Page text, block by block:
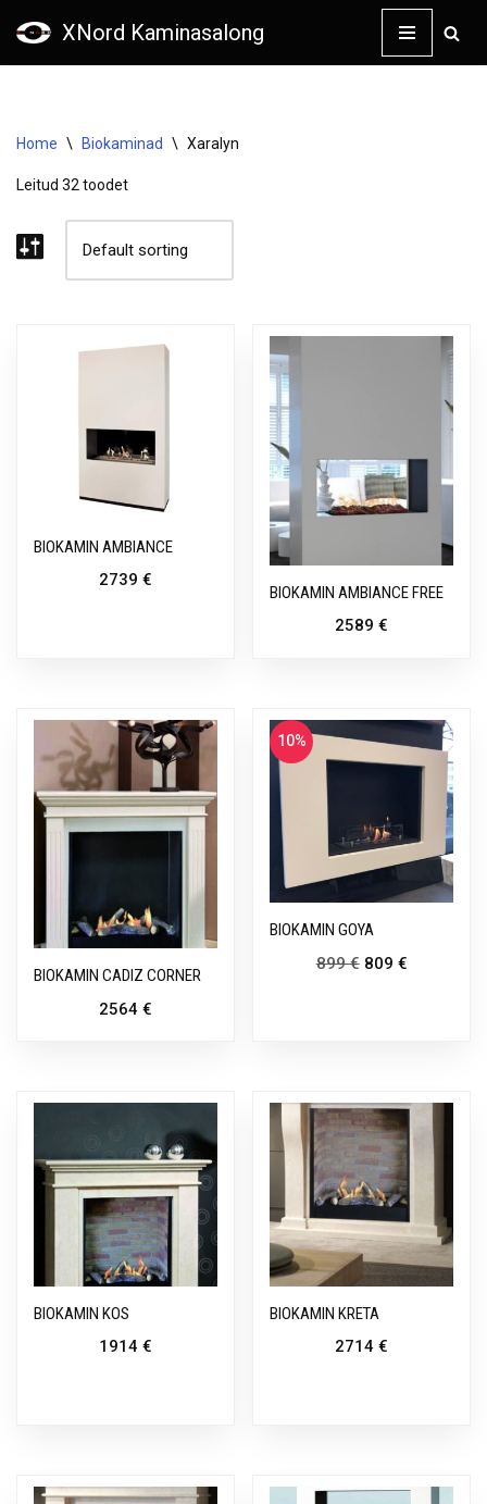
XNord Kaminasalong
Home \ Biokaminad \ Xaralyn
Leitud 32 toodet
BIOKAMIN AMBIANCE
2739 €
BIOKAMIN AMBIANCE FREE
2589€
BIOKAMIN CADIZ CORNER
2564 €
10%
BIOKAMIN GOYA
899€ 809 €
BIOKAMIN KOS
1914 €
BIOKAMIN KRETA
2714€